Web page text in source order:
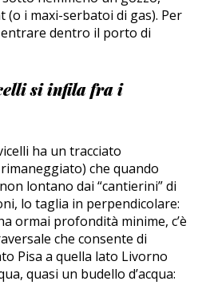
(o i maxi-serbatoi di gas). Per
dentro il porto di
si infila fra i
ha un tracciato
che quando
lontano dai “cantierini” di
lo taglia in perpendicolare:
ormai profondità minime, c’è
che consente di
Pisa a quella lato Livorno
quasi un budello d’acqua: